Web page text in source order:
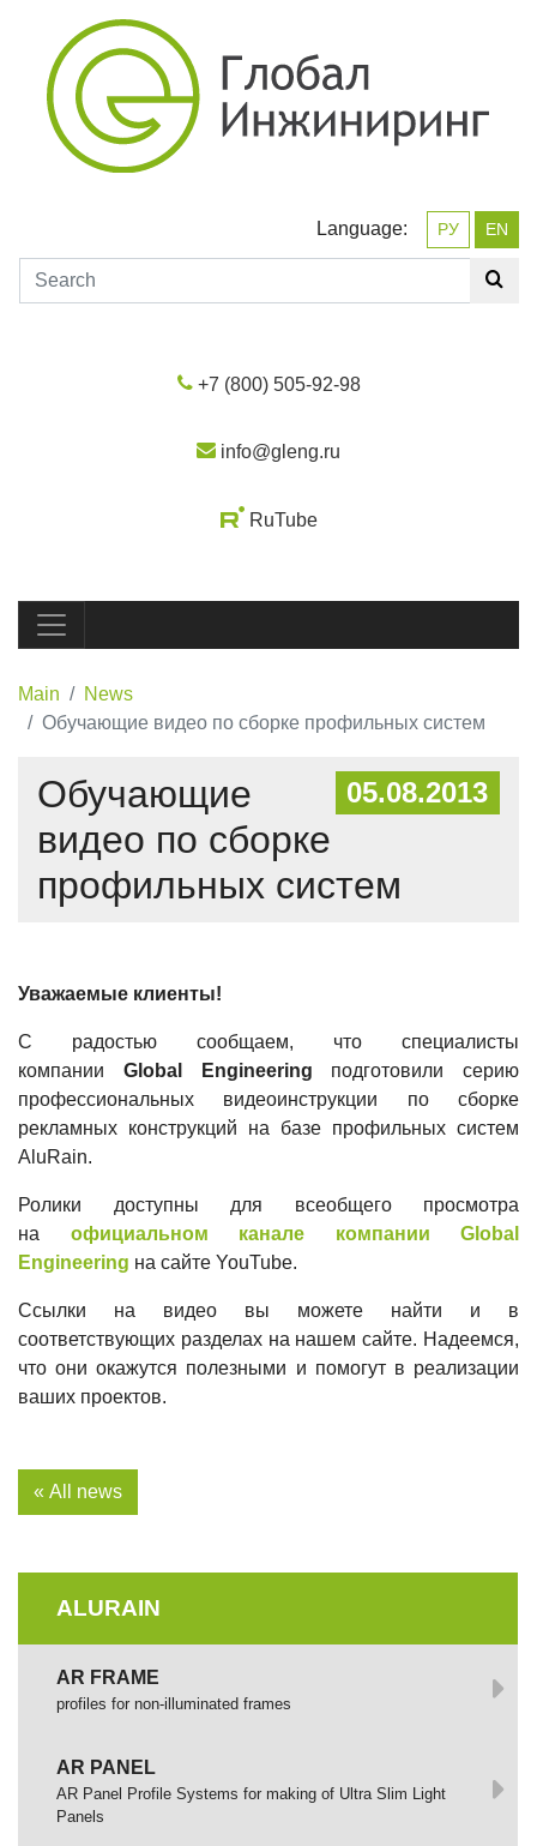
Language: РУ EN
+7 (800) 505-92-98
info@gleng.ru
RuTube
Main
News
Обучающие видео по сборке профильных систем
05.08.2013
Обучающие
видео по сборке
профильных систем
Уважаемые клиенты!
С радостью сообщаем, что специалисты
компании Global Engineering подготовили серию
профессиональных видеоинструкции по сборке
рекламных конструкций на базе профильных систем
AluRain.
Ролики доступны для всеобщего просмотра
на официальном канале компании Global
Engineering на сайте YouTube.
Ссылки на видео вы можете найти и в
соответствующих разделах на нашем сайте. Надеемся,
что они окажутся полезными и помогут в реализации
ваших проектов.
« All news
ALURAIN
AR FRAME
profiles for non-illuminated frames
AR PANEL
AR Panel Profile Systems for making of Ultra Slim Light
Panels